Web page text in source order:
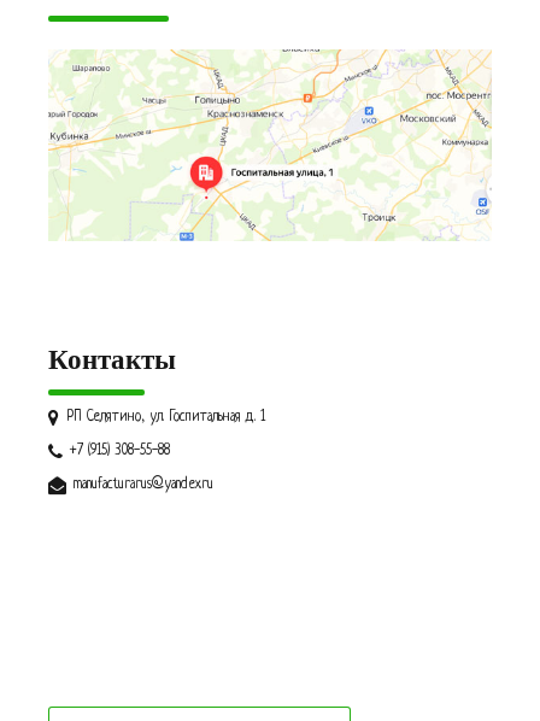
Контакты
РП Селятино, ул. Госпитальная д. 1
+7 (915) 308-55-88
manufacturarus@yandex.ru